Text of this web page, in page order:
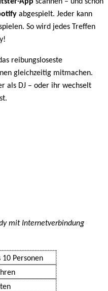
App scannen – und schon
abgespielt. Jeder kann
So wird jedes Treffen
reibungsloseste
gleichzeitig mitmachen.
als DJ – oder ihr wechselt
mit Internetverbindung
10 Personen